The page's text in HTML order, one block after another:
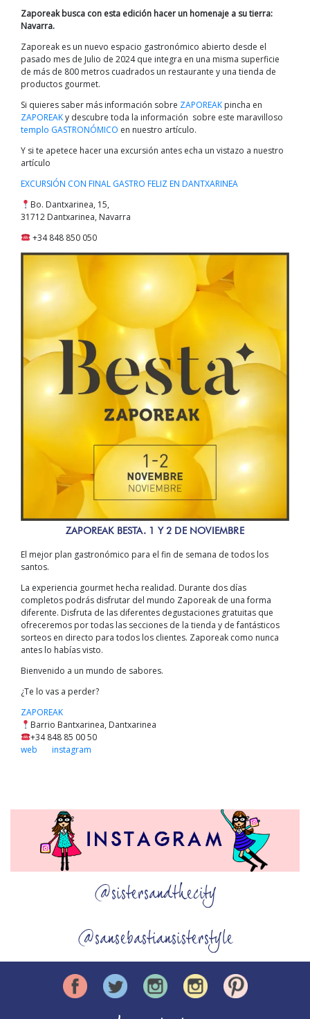
Zaporeak busca con esta edición hacer un homenaje a su tierra:
Navarra.
Zaporeak es un nuevo espacio gastronómico abierto desde el
pasado mes de Julio de 2024 que integra en una misma superficie
de más de 800 metros cuadrados un restaurante y una tienda de
productos gourmet.
Si quieres saber más información sobre ZAPOREAK pincha en
ZAPOREAKy descubre toda la información sobre este maravilloso
templo GASTRONÓMICO en nuestro artículo.
Y si te apetece hacer una excursión antes echa un vistazo a nuestro
artículo
EXCURSIÓN CON FINAL GASTRO FELIZ EN DANTXARINEA
Bo. Dantxarinea, 15,
31712 Dantxarinea, Navarra
+34 848 850 050
ZAPOREAK BESTA. 1 Y 2 DE NOVIEMBRE
El mejor plan gastronómico para el fin de semana de todos los
santos.
La experiencia gourmet hecha realidad. Durante dos días
completos podrás disfrutar del mundo Zaporeak de una forma
diferente. Disfruta de las diferentes degustaciones gratuitas que
ofreceremos por todas las secciones de la tienda y de fantásticos
sorteos en directo para todos los clientes. Zaporeak como nunca
antes lo habías visto.
Bienvenido a un mundo de sabores.
¿Te lo vas a perder?
ZAPOREAK
Barrio Bantxarinea, Dantxarinea
+34 848 85 00 50
web
instagram
@sistersandthecity
@sansebastiansisterstyle